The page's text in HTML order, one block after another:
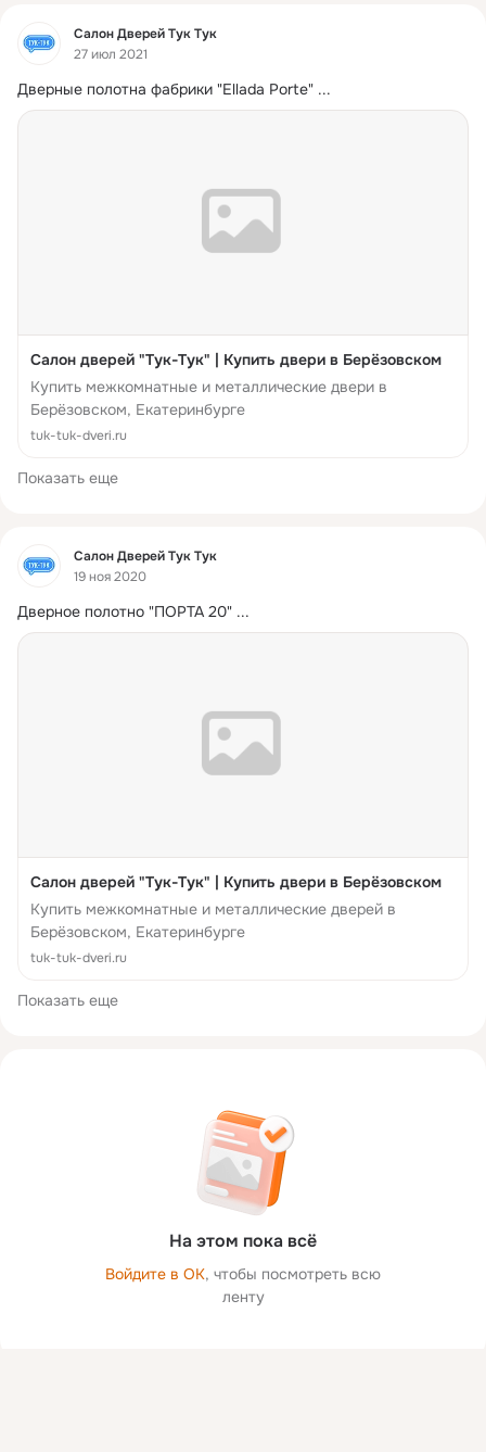
Салон Дверей Тук Тук
27 июл 2021
Дверные полотна фабрики "Ellada Porte" ...
Салон дверей "Тук-Тук" | Купить двери в Берёзовском
Купить межкомнатные и металлические двери в
Берёзовском, Екатеринбурге
tuk-tuk-dveri.ru
Показать еще
Салон Дверей Тук Тук
19 ноя 2020
Дверное полотно "ПОРТА 20" ...
Салон дверей "Тук-Тук" | Купить двери в Берёзовском
Купить межкомнатные и металлические дверей в
Берёзовском, Екатеринбурге
tuk-tuk-dveri.ru
Показать еще
На этом пока всё
Войдите в ОК, чтобы посмотреть всю
ленту